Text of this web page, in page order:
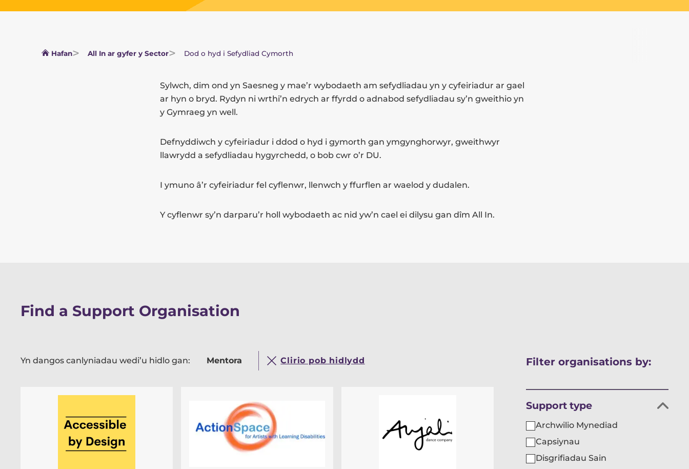
Hafan All In ar gyfer y Sector Dod o hyd i Sefydliad Cymorth
Sylwch, dim ond yn Saesneg y mae’r wybodaeth am sefydliadau yn y cyfeiriadur ar gael
ar hyn o bryd. Rydyn ni wrthi’n edrych ar ffyrdd o adnabod sefydliadau sy’n gweithio yn
y Gymraeg yn well.
Defnyddiwch y cyfeiriadur i ddod o hyd i gymorth gan ymgynghorwyr, gweithwyr
llawrydd a sefydliadau hygyrchedd, o bob cwr o’r DU.
I ymuno â’r cyfeiriadur fel cyflenwr, llenwch y ffurflen ar waelod y dudalen.
Y cyflenwr sy’n darparu’r holl wybodaeth ac nid yw’n cael ei dilysu gan dîm All In.
Find a Support Organisation
Neidio
Filter organisations by:
Hidlo
sefydliadau
yn
ôl
Support type
Archwilio Mynediad
Capsiynau
Disgrifiadau Sain
Yn dangos canlyniadau wedi’u hidlo gan: Mentora Clirio pob hidlydd